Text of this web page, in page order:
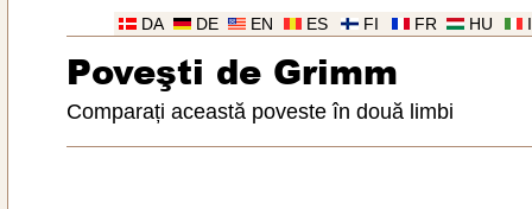
HU
FR
FI
ES
EN
DE
DA
Poveşti de Grimm
Comparați această poveste în două limbi